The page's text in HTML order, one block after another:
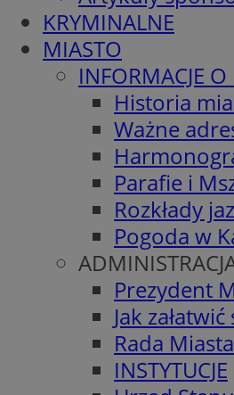
KRYMINALNE
MIASTO
INFORMACJE O
Historia
Ważne
Parafie i
Rozkłady
Pogoda w
Prezydent
Jak
Rada Miasta
INSTYTUCJE